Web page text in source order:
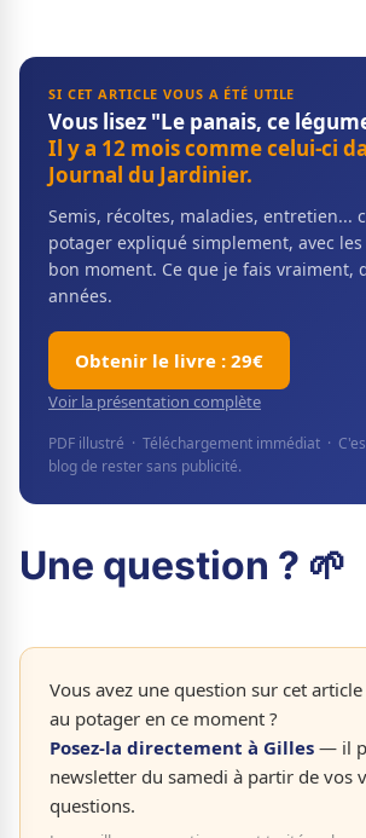
SI CET ARTICLE VOUS A ÉTÉ UTILE
Vous lisez "Le panais, ce
Il y a 12 mois comme celui-ci
Journal du Jardinier.
Semis, récoltes, maladies, entretien...
potager expliqué simplement, avec
bon moment. Ce que je fais vraiment,
années.
Obtenir le livre : 29€
Voir la présentation complète
PDF illustré · Téléchargement immédiat ·
blog de rester sans publicité.
Une question ? 🌱
Vous avez une question sur cet
au potager en ce moment ?
Posez-la directement à Gilles — il
newsletter du samedi à partir de vos
questions.